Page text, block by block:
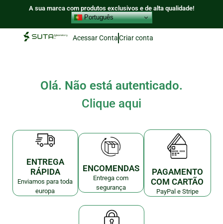
A sua marca com produtos exclusivos e de alta qualidade!
Português
Acessar ContaCriar conta
Olá. Não está autenticado.
Clique aqui
ENTREGA
RÁPIDA
Enviamos para toda
europa
ENCOMENDAS
Entrega com
segurança
PAGAMENTO
COM CARTÃO
PayPal e Stripe